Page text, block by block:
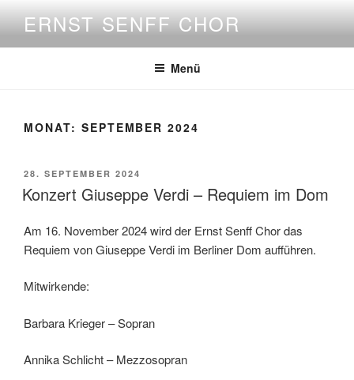
springen
ERNST SENFF CHOR
Menü
MONAT: SEPTEMBER 2024
VERÖFFENTLICHT
AM
28. SEPTEMBER 2024
Konzert Giuseppe Verdi – Requiem im Dom
Am 16. November 2024 wird der Ernst Senff Chor das
Requiem von Giuseppe Verdi im Berliner Dom aufführen.
Mitwirkende:
Barbara Krieger – Sopran
Annika Schlicht – Mezzosopran